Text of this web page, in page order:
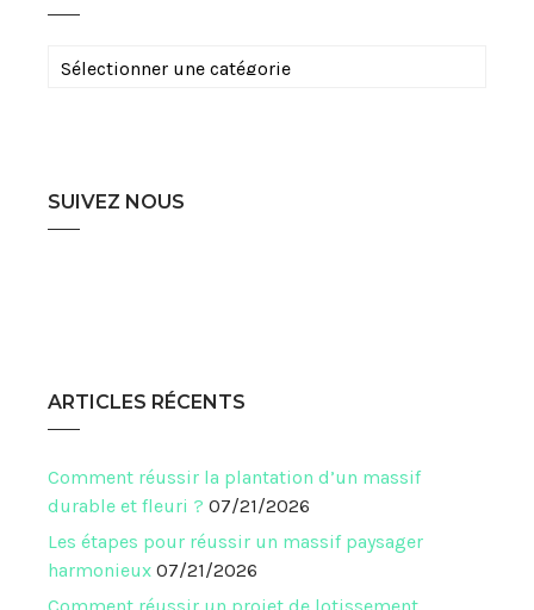
Catégories
SUIVEZ NOUS
ARTICLES RÉCENTS
Comment réussir la plantation d’un massif
durable et fleuri ? 07/21/2026
Les étapes pour réussir un massif paysager
harmonieux 07/21/2026